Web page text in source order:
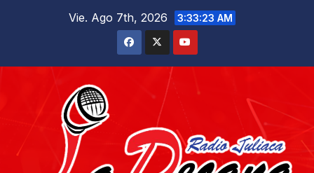
Vie. Ago 7th, 2026 3:33:24 AM